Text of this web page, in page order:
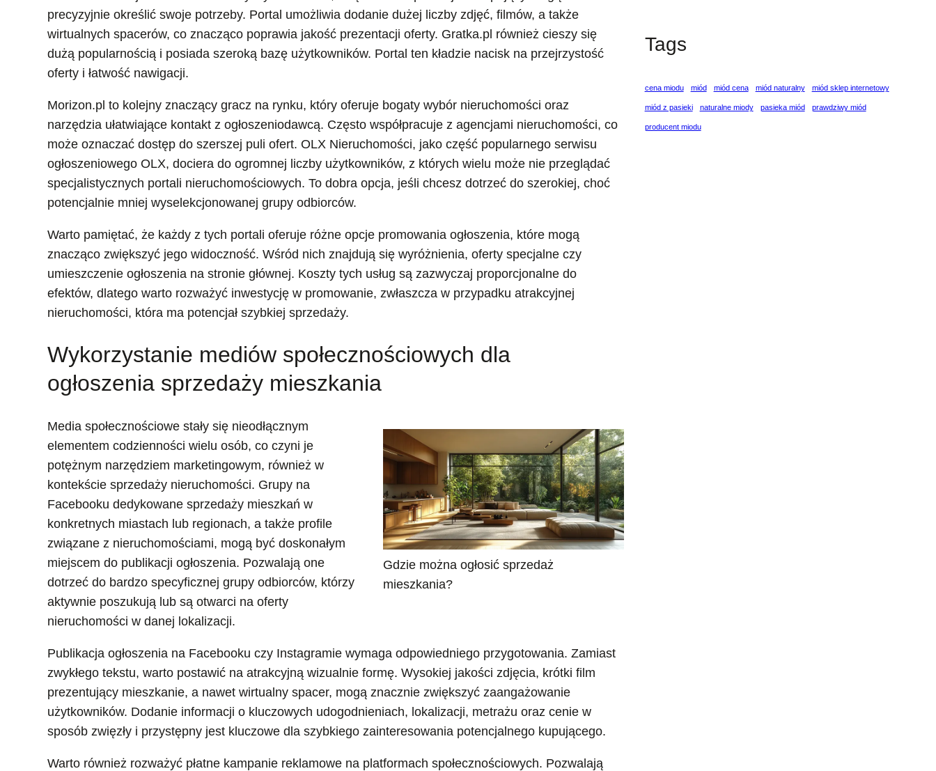
precyzyjnie określić swoje potrzeby. Portal umożliwia dodanie dużej liczby zdjęć, filmów, a także
wirtualnych spacerów, co znacząco poprawia jakość prezentacji oferty. Gratka.pl również cieszy się
dużą popularnością i posiada szeroką bazę użytkowników. Portal ten kładzie nacisk na przejrzystość
oferty i łatwość nawigacji.
Morizon.pl to kolejny znaczący gracz na rynku, który oferuje bogaty wybór nieruchomości oraz
narzędzia ułatwiające kontakt z ogłoszeniodawcą. Często współpracuje z agencjami nieruchomości, co
może oznaczać dostęp do szerszej puli ofert. OLX Nieruchomości, jako część popularnego serwisu
ogłoszeniowego OLX, dociera do ogromnej liczby użytkowników, z których wielu może nie przeglądać
specjalistycznych portali nieruchomościowych. To dobra opcja, jeśli chcesz dotrzeć do szerokiej, choć
potencjalnie mniej wyselekcjonowanej grupy odbiorców.
Warto pamiętać, że każdy z tych portali oferuje różne opcje promowania ogłoszenia, które mogą
znacząco zwiększyć jego widoczność. Wśród nich znajdują się wyróżnienia, oferty specjalne czy
umieszczenie ogłoszenia na stronie głównej. Koszty tych usług są zazwyczaj proporcjonalne do
efektów, dlatego warto rozważyć inwestycję w promowanie, zwłaszcza w przypadku atrakcyjnej
nieruchomości, która ma potencjał szybkiej sprzedaży.
Wykorzystanie mediów społecznościowych dla
ogłoszenia sprzedaży mieszkania
Gdzie można ogłosić sprzedaż
mieszkania?
Media społecznościowe stały się nieodłącznym
elementem codzienności wielu osób, co czyni je
potężnym narzędziem marketingowym, również w
kontekście sprzedaży nieruchomości. Grupy na
Facebooku dedykowane sprzedaży mieszkań w
konkretnych miastach lub regionach, a także profile
związane z nieruchomościami, mogą być doskonałym
miejscem do publikacji ogłoszenia. Pozwalają one
dotrzeć do bardzo specyficznej grupy odbiorców, którzy
aktywnie poszukują lub są otwarci na oferty
nieruchomości w danej lokalizacji.
Publikacja ogłoszenia na Facebooku czy Instagramie wymaga odpowiedniego przygotowania. Zamiast
zwykłego tekstu, warto postawić na atrakcyjną wizualnie formę. Wysokiej jakości zdjęcia, krótki film
prezentujący mieszkanie, a nawet wirtualny spacer, mogą znacznie zwiększyć zaangażowanie
użytkowników. Dodanie informacji o kluczowych udogodnieniach, lokalizacji, metrażu oraz cenie w
sposób zwięzły i przystępny jest kluczowe dla szybkiego zainteresowania potencjalnego kupującego.
Warto również rozważyć płatne kampanie reklamowe na platformach społecznościowych. Pozwalają
Tags
cena miodu miód miód cena miód naturalny miód sklep internetowy
miód z pasieki naturalne miody pasieka miód prawdziwy miód
producent miodu